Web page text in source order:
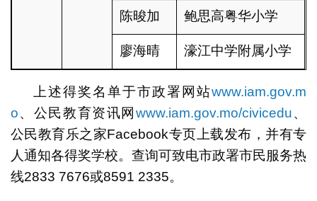
陈晙加 鲍思高粤华小学
廖海晴 濠江中学附属小学
上述得奖名单于市政署网站www.iam.gov.m
o、公民教育资讯网 www.iam.gov.mo/civicedu、
公民教育乐之家Facebook专页上载发布，并有专
人通知各得奖学校。查询可致电市政署市民服务热
线2833 7676或8591 2335。